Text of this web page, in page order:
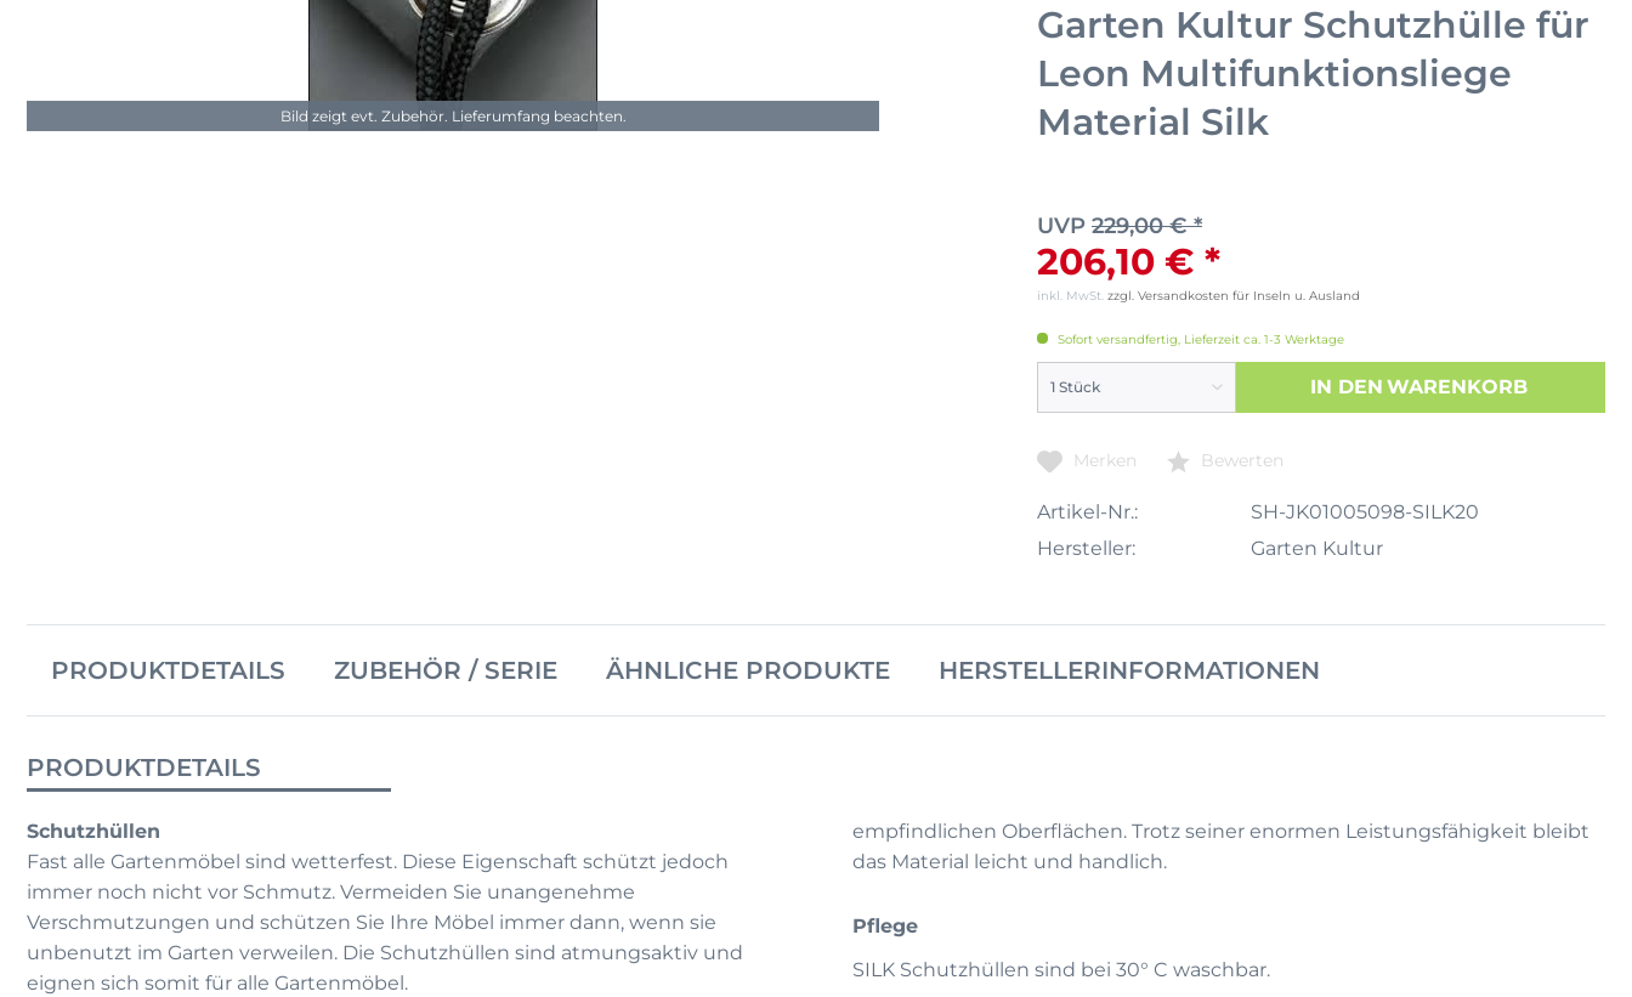
Bild zeigt evt. Zubehör. Lieferumfang beachten.
Garten Kultur Schutzhülle für
Leon Multifunktionsliege
Material Silk
UVP 229,00 € *
206,10 € *
inkl. MwSt. zzgl. Versandkosten für Inseln u. Ausland
Sofort versandfertig, Lieferzeit ca. 1-3 Werktage
IN DEN WARENKORB
Merken Bewerten
Artikel-Nr.:
SH-JK01005098-SILK20
Hersteller:
Garten Kultur
PRODUKTDETAILS ZUBEHÖR / SERIE ÄHNLICHE PRODUKTE HERSTELLERINFORMATIONEN
PRODUKTDETAILS
Schutzhüllen
Fast alle Gartenmöbel sind wetterfest. Diese Eigenschaft schützt jedoch
immer noch nicht vor Schmutz. Vermeiden Sie unangenehme
Verschmutzungen und schützen Sie Ihre Möbel immer dann, wenn sie
unbenutzt im Garten verweilen. Die Schutzhüllen sind atmungsaktiv und
eignen sich somit für alle Gartenmöbel.
empfindlichen Oberflächen. Trotz seiner enormen Leistungsfähigkeit bleibt
das Material leicht und handlich.
Pflege
SILK Schutzhüllen sind bei 30° C waschbar.